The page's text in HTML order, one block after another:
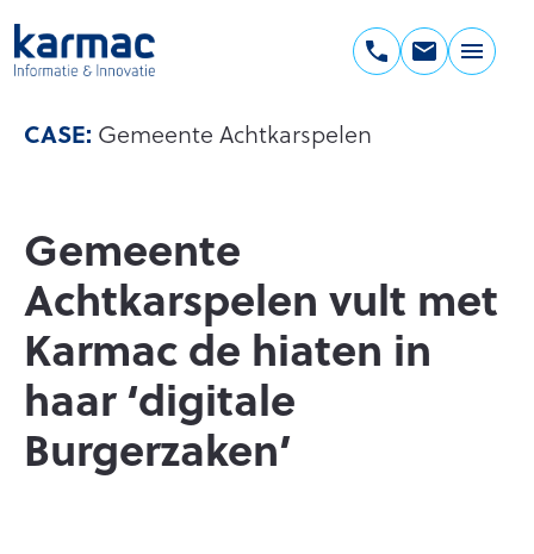
naar
de
Informatie
&CASE: Gemeente Achtkarspelen
Gemeente
Achtkarspelen vult met
Karmac de hiaten in
haar ‘digitale
Burgerzaken’